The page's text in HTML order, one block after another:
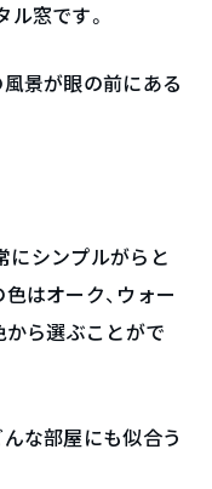
窓です。
景が眼の前にある
にシンプルがらと
はオーク、ウォー
から選ぶことがで
な部屋にも似合う